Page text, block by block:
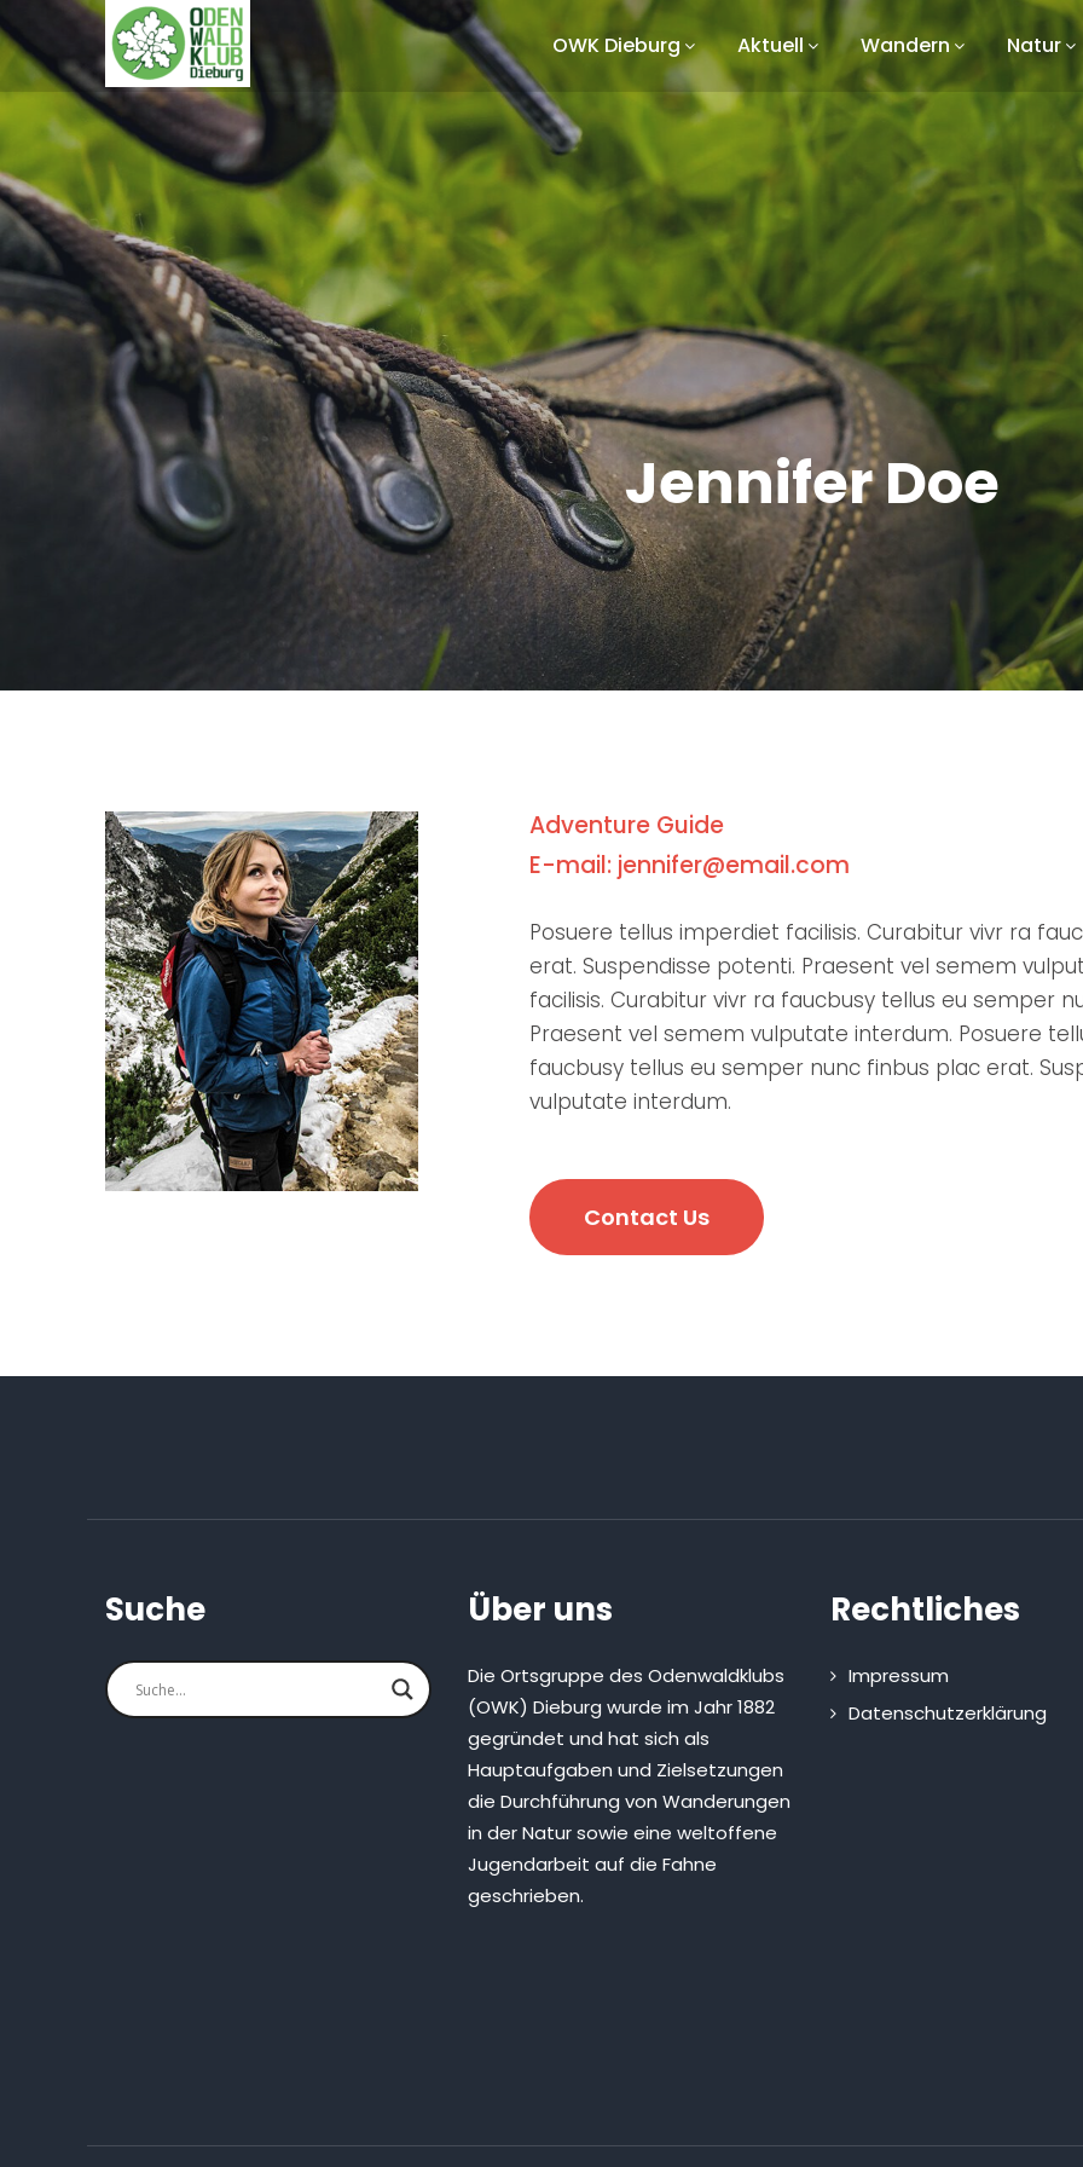
OWK Dieburg Aktuell Wandern Natur
Jennifer Doe
Adventure Guide
E-mail: jennifer@email.com
Posuere tellus imperdiet facilisis. Curabitur vivr ra
erat. Suspendisse potenti. Praesent vel semem
facilisis. Curabitur vivr ra faucbusy tellus eu semper
Praesent vel semem vulputate interdum. Posuere
faucbusy tellus eu semper nunc finbus plac erat.
vulputate interdum.
Contact Us
Suche Über uns
Die Ortsgruppe des Odenwaldklubs
(OWK) Dieburg wurde im Jahr 1882
gegründet und hat sich als
Hauptaufgaben und Zielsetzungen
die Durchführung von Wanderungen
in der Natur sowie eine weltoffene
Jugendarbeit auf die Fahne
geschrieben.
Rechtliches
Impressum
Datenschutzerklärung